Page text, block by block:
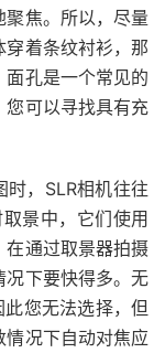
焦。所以，尽量
着条纹衬衫，那
孔是一个常见的
您可以寻找具有充
时，SLR相机往往
景中，它们使用
在通过取景器拍摄
况下要快得多。无
您无法选择，但
况下自动对焦应